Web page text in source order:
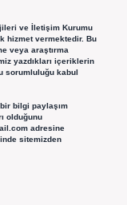
ve İletişim Kurumu
hizmet vermektedir. Bu
veya araştırma
yazdıkları içeriklerin
sorumluluğu kabul
bilgi paylaşım
olduğunu
adresine
sitemizden